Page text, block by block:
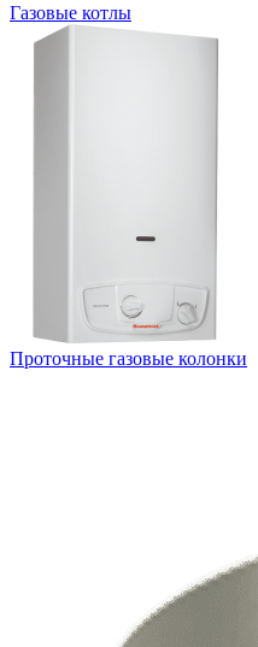
Газовые котлы
Проточные газовые колонки